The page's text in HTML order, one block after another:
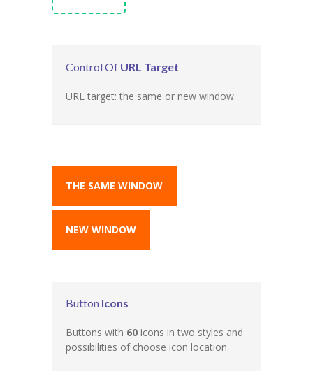
Control Of URL Target
URL target: the same or new window.
THE SAME WINDOW
NEW WINDOW
Button Icons
Buttons with 60 icons in two styles and
possibilities of choose icon location.